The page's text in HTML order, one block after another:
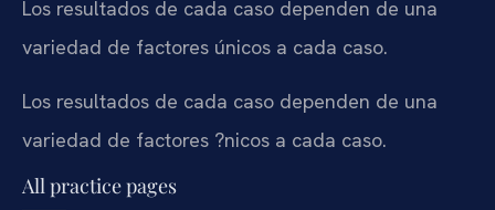
Los resultados de cada caso dependen de una
variedad de factores únicos a cada caso.
Los resultados de cada caso dependen de una
variedad de factores ?nicos a cada caso.
All practice pages